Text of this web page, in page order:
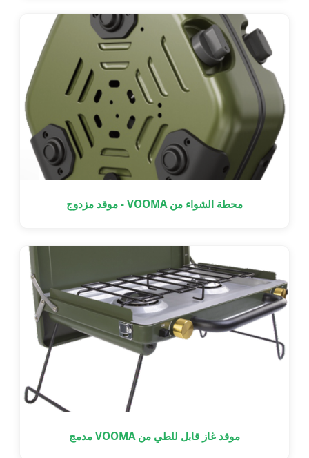
محطة الشواء من VOOMA - موقد مزدوج
موقد غاز قابل للطي من VOOMA مدمج